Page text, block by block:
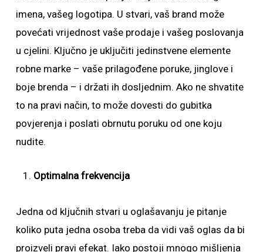
imena, vašeg logotipa. U stvari, vaš brand može
povećati vrijednost vaše prodaje i vašeg poslovanja
u cjelini. Ključno je uključiti jedinstvene elemente
robne marke – vaše prilagođene poruke, jinglove i
boje brenda – i držati ih dosljednim. Ako ne shvatite
to na pravi način, to može dovesti do gubitka
povjerenja i poslati obrnutu poruku od one koju
nudite.
Optimalna frekvencija
Jedna od ključnih stvari u oglašavanju je pitanje
koliko puta jedna osoba treba da vidi vaš oglas da bi
proizveli pravi efekat. Iako postoji mnogo mišljenja